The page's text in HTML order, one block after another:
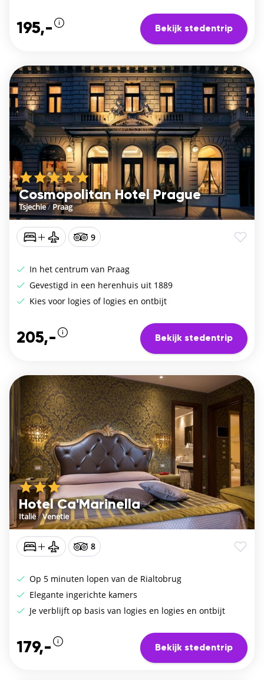
195,- Bekijk stedentrip
Cosmopolitan Hotel Prague
Tsjechie/Praag
9
In het centrum van Praag
Gevestigd in een herenhuis uit 1889
Kies voor logies of logies en ontbijt
205,- Bekijk stedentrip
Hotel Ca'Marinella
Italië/Venetie
8
Op 5 minuten lopen van de Rialtobrug
Elegante ingerichte kamers
Je verblijft op basis van logies en logies en ontbijt
179,- Bekijk stedentrip